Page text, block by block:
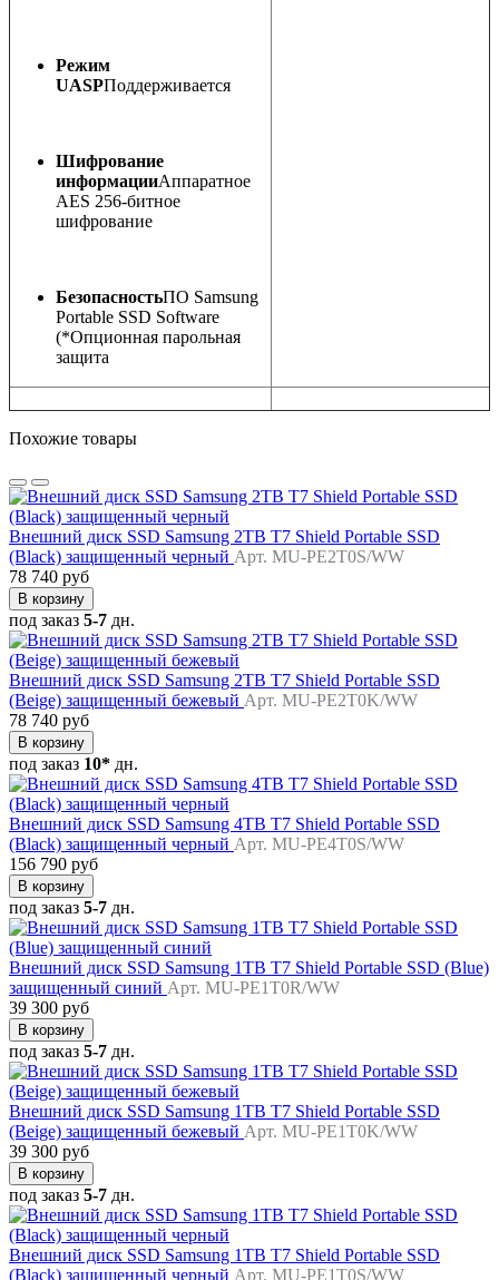
Режим
UASPПоддерживается
Шифрование
информацииАппаратное
AES 256-битное
шифрование
БезопасностьПО Samsung
Portable SSD Software
(*Опционная парольная
защита
Похожие товары
Внешний диск SSD Samsung 2TB T7 Shield Portable SSD
(Black) защищенный черный Арт. MU-PE2T0S/WW
78 740 руб
В корзину
под заказ 5-7 дн.
Внешний диск SSD Samsung 2TB T7 Shield Portable SSD
(Beige) защищенный бежевый Арт. MU-PE2T0K/WW
78 740 руб
В корзину
под заказ 10* дн.
Внешний диск SSD Samsung 4TB T7 Shield Portable SSD
(Black) защищенный черный Арт. MU-PE4T0S/WW
156 790 руб
В корзину
под заказ 5-7 дн.
Внешний диск SSD Samsung 1TB T7 Shield Portable SSD (Blue)
защищенный синий Арт. MU-PE1T0R/WW
39 300 руб
В корзину
под заказ 5-7 дн.
Внешний диск SSD Samsung 1TB T7 Shield Portable SSD
(Beige) защищенный бежевый Арт. MU-PE1T0K/WW
39 300 руб
В корзину
под заказ 5-7 дн.
Внешний диск SSD Samsung 1TB T7 Shield Portable SSD
(Black) защищенный черный Арт. MU-PE1T0S/WW